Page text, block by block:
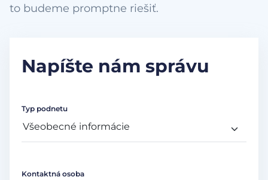
to budeme promptne riešiť.
Napíšte nám správu
Typ podnetu
Kontaktná osoba